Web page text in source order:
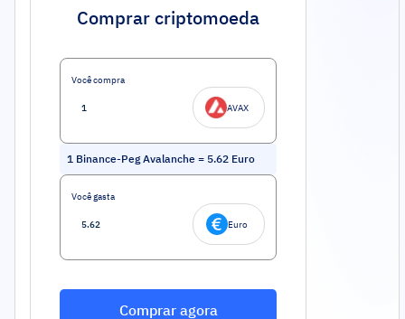
Comprar criptomoeda
Você compra
AVAX
1 Binance-Peg Avalanche = 5.62 Euro
Você gasta
Euro
Comprar agora